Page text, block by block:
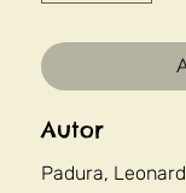
Autor
Padura,